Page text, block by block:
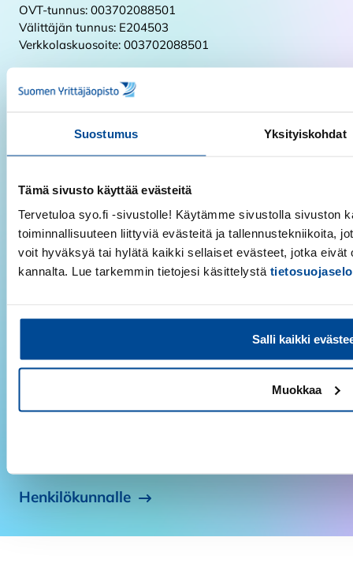
Suostumus Yksityiskohdat
Tämä sivusto käyttää evästeitä
Tervetuloa syo.fi -sivustolle! Käytämme sivustolla sivuston
toiminnallisuuteen liittyviä evästeitä ja tallennustekniikoita,
voit hyväksyä tai hylätä kaikki sellaiset evästeet, jotka eivät
kannalta. Lue tarkemmin tietojesi käsittelystä
Salli kaikki
Muokkaa
OVT-tunnus: 003702088501
Välittäjän tunnus: E204503
Verkkolaskuosoite: 003702088501
Koulutukset
Yrittäjille ja yrityksille
Koulutuskauppa
Saavutettavuusseloste
Tilaa uutiskirje
Suomen Yrittäjäopiston uutiskirje julkaistaan kuusi kertaa
vuodessa. Uutiskirjeen tilaajaksi pääset tilaamalla
Henkilökunnalle